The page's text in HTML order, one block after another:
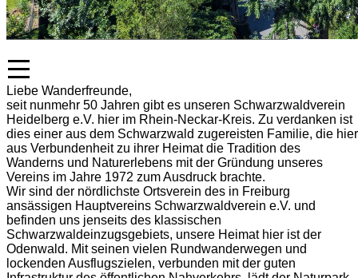
Liebe Wanderfreunde,
seit nunmehr 50 Jahren gibt es unseren Schwarzwaldverein
Heidelberg e.V. hier im Rhein-Neckar-Kreis. Zu verdanken ist
dies einer aus dem Schwarzwald zugereisten Familie, die hier
aus Verbundenheit zu ihrer Heimat die Tradition des
Wanderns und Naturerlebens mit der Gründung unseres
Vereins im Jahre 1972 zum Ausdruck brachte.
Wir sind der nördlichste Ortsverein des in Freiburg
ansässigen Hauptvereins Schwarzwaldverein e.V. und
befinden uns jenseits des klassischen
Schwarzwaldeinzugsgebiets, unsere Heimat hier ist der
Odenwald. Mit seinen vielen Rundwanderwegen und
lockenden Ausflugszielen, verbunden mit der guten